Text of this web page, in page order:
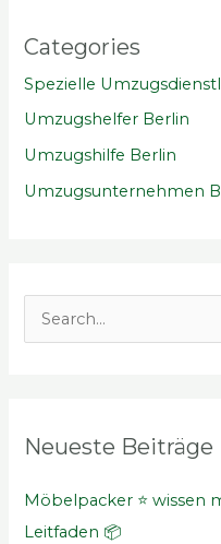
Categories
Spezielle
Umzugshelfer Berlin
Umzugshilfe Berlin
Umzugsunternehmen
e
Neueste Beiträge
Möbelpacker ⭐ wissen
Leitfaden 📦